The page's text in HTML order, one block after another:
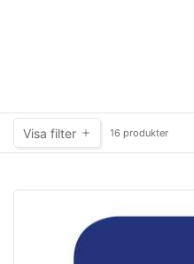
Visa filter 16 produkter